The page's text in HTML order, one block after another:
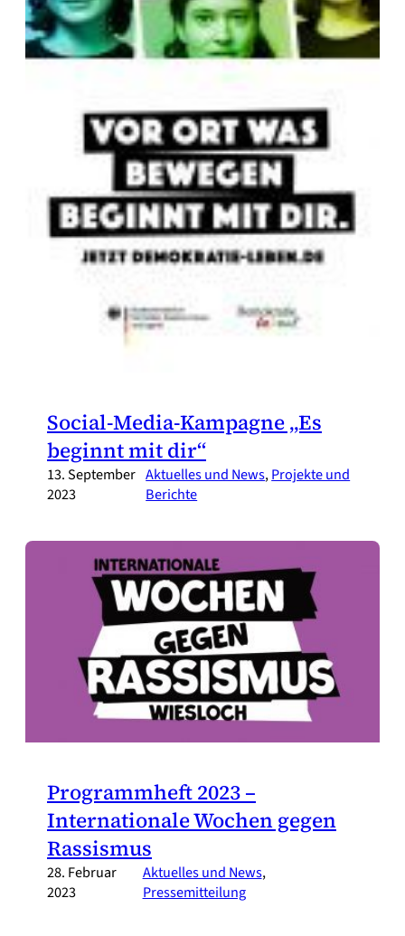
Social-Media-Kampagne „Es
beginnt mit dir“
13. September
2023
Aktuelles und News, Projekte und
Berichte
Programmheft 2023 –
Internationale Wochen gegen
Rassismus
28. Februar
2023
Aktuelles und News,
Pressemitteilung